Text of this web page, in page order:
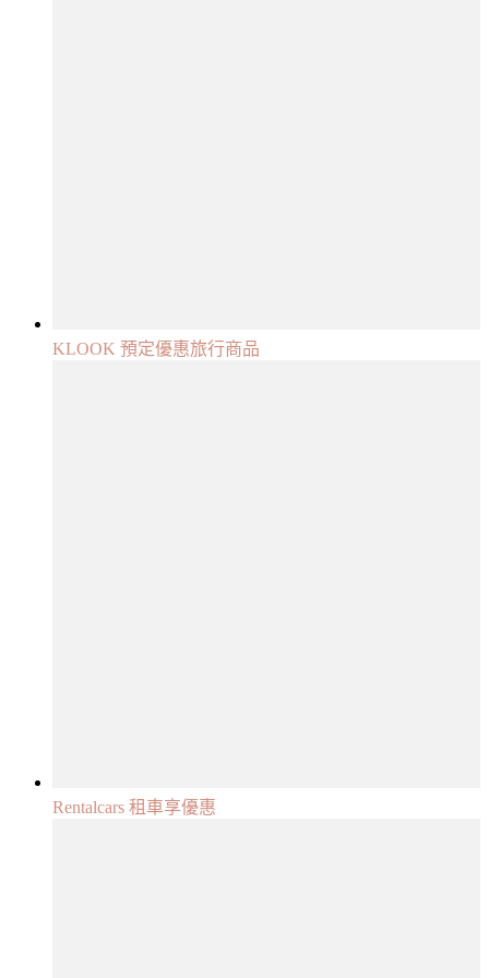
KLOOK 預定優惠旅行商品
Rentalcars 租車享優惠